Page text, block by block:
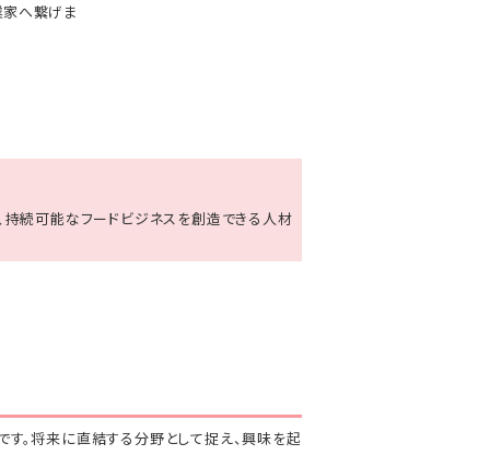
家へ繋げま
持続可能なフードビジネスを創造できる人材
。将来に直結する分野として捉え、興味を起